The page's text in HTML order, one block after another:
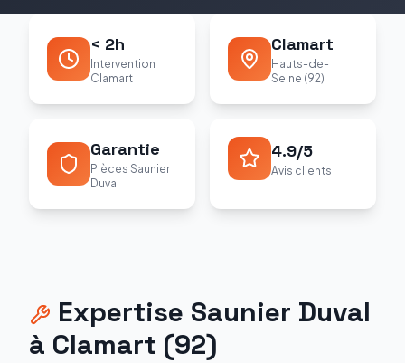
< 2h
Intervention
Clamart
Clamart
Hauts-de-
Seine (92)
Garantie
Pièces Saunier
Duval
4.9/5
Avis clients
Expertise Saunier Duval
à Clamart (92)